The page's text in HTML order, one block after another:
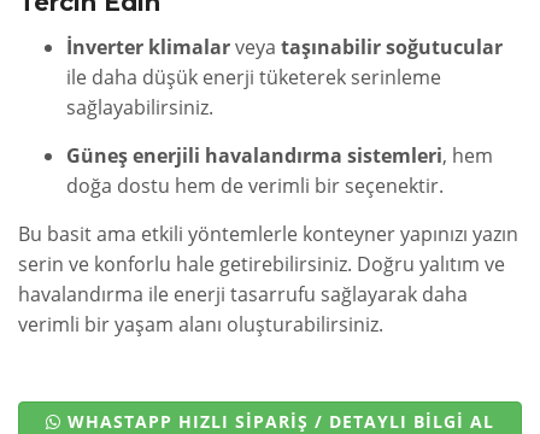
İnverter klimalarveya taşınabilir soğutucular
ile daha düşük enerji tüketerek serinleme
sağlayabilirsiniz.
Güneş enerjili havalandırma sistemleri, hem
doğa dostu hem de verimli bir seçenektir.
Bu basit ama etkili yöntemlerle konteyner yapınızı yazın
serin ve konforlu hale getirebilirsiniz. Doğru yalıtım ve
havalandırma ile enerji tasarrufu sağlayarak daha
verimli bir yaşam alanı oluşturabilirsiniz.
WHASTAPP HIZLI SİPARİŞ / DETAYLI BİLGİ AL